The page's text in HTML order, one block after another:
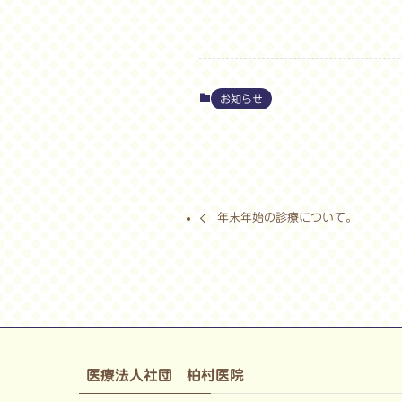
お知らせ
年末年始の診療について。
医療法人社団 柏村医院